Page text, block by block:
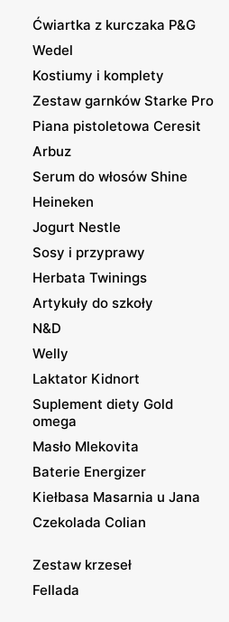
Ćwiartka z kurczaka P&G
Wedel
Kostiumy i komplety
Zestaw garnków Starke Pro
Piana pistoletowa Ceresit
Arbuz
Serum do włosów Shine
Heineken
Jogurt Nestle
Sosy i przyprawy
Herbata Twinings
Artykuły do szkoły
N&D
Welly
Laktator Kidnort
Suplement diety Gold
omega
Masło Mlekovita
Baterie Energizer
Kiełbasa Masarnia u Jana
Czekolada Colian
Zestaw krzeseł
Fellada